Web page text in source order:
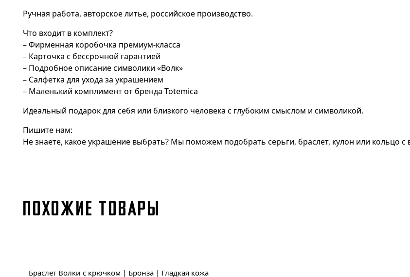
Ручная работа, авторское литье, российское производство.
Что входит в комплект?
– Фирменная коробочка премиум-класса
– Карточка с бессрочной гарантией
– Подробное описание символики «Волк»
– Салфетка для ухода за украшением
– Маленький комплимент от бренда Totemica
Идеальный подарок для себя или близкого человека с глубоким смыслом и символикой.
Пишите нам:
Не знаете, какое украшение выбрать? Мы поможем подобрать серьги, браслет, кулон или кольцо
ПОХОЖИЕ ТОВАРЫ
Браслет Волки с крючком | Бронза | Гладкая кожа